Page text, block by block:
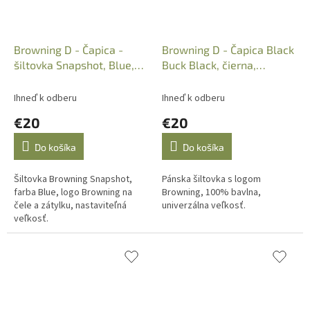
Browning D - Čapica -
šiltovka Snapshot, Blue,
Ihneď k odberu
€20
Do košíka
Šiltovka Browning Snapshot,
farba Blue, logo Browning na
čele a zátylku, nastaviteľná
veľkosť.
Browning D - Čapica Black
Buck Black, čierna,
Ihneď k odberu
€20
Do košíka
Pánska šiltovka s logom
Browning, 100% bavlna,
univerzálna veľkosť.